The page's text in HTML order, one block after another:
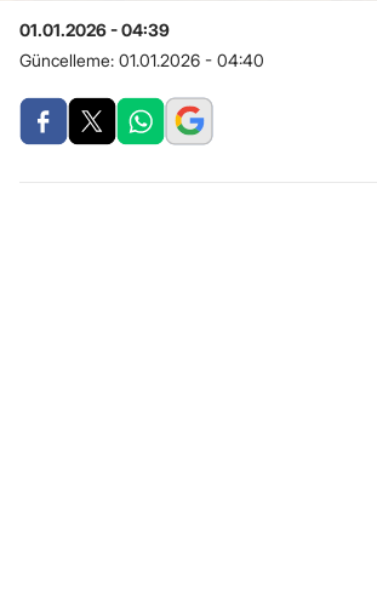
01.01.2026 - 04:39
Güncelleme: 01.01.2026 - 04:40